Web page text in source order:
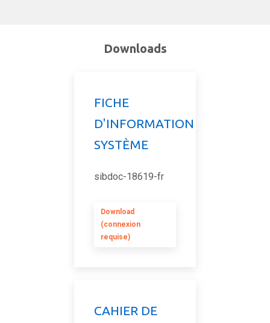
Downloads
FICHE
D'INFORMATION
SYSTÈME
sibdoc-18619-fr
Download
(connexion
requise)
CAHIER DE